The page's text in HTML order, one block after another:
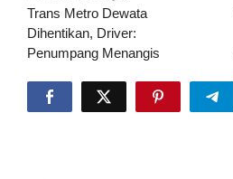
pos
Trans Metro Dewata
Dihentikan, Driver:
Penumpang Menangis